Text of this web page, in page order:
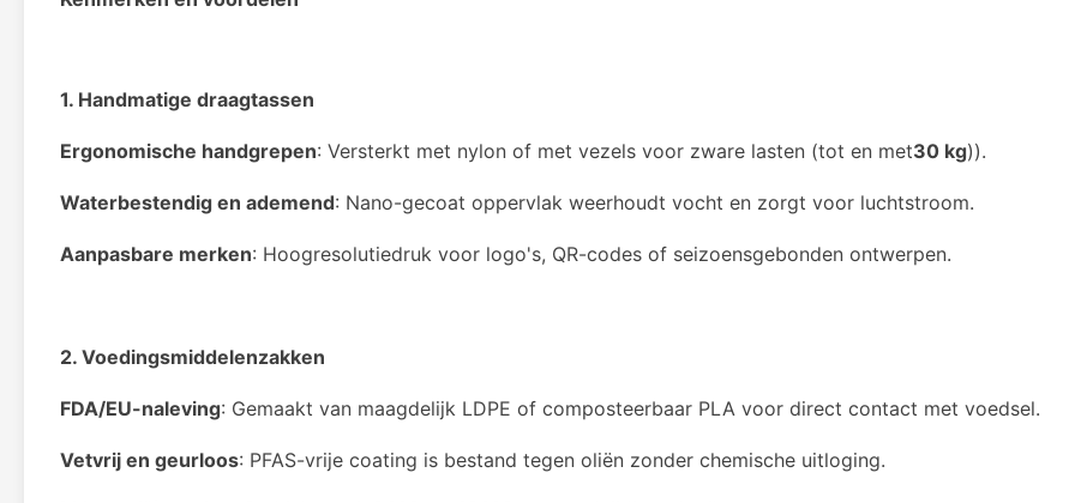
1. Handmatige draagtassen
Ergonomische handgrepen: Versterkt met nylon of met vezels voor zware lasten (tot en met30 kg)).
Waterbestendig en ademend: Nano-gecoat oppervlak weerhoudt vocht en zorgt voor luchtstroom.
Aanpasbare merken: Hoogresolutiedruk voor logo's, QR-codes of seizoensgebonden ontwerpen.
2. Voedingsmiddelenzakken
FDA/EU-naleving: Gemaakt van maagdelijk LDPE of composteerbaar PLA voor direct contact met voedsel.
Vetvrij en geurloos: PFAS-vrije coating is bestand tegen oliën zonder chemische uitloging.